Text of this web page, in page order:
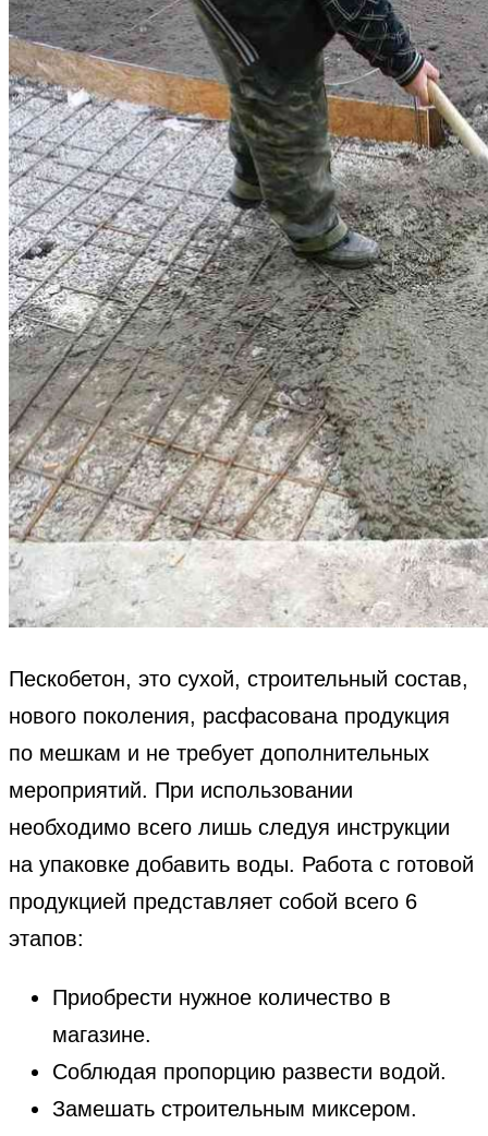
Пескобетон, это сухой, строительный состав,
нового поколения, расфасована продукция
по мешкам и не требует дополнительных
мероприятий. При использовании
необходимо всего лишь следуя инструкции
на упаковке добавить воды. Работа с готовой
продукцией представляет собой всего 6
этапов:
Приобрести нужное количество в
магазине.
Соблюдая пропорцию развести водой.
Замешать строительным миксером.